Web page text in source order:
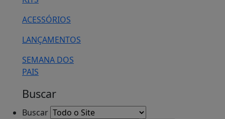
ACESSÓRIOS
LANÇAMENTOS
SEMANA DOS
PAIS
Buscar
Buscar